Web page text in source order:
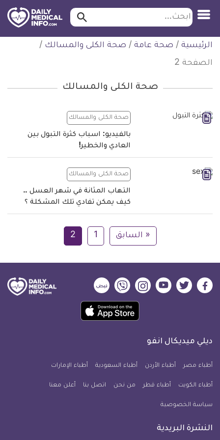
التخطي
للمحتوى
طبية
ابحث ابحث…
الرئيسية / صحة عامة / صحة الكلى والمسالك /
الصفحة 2
صحة الكلى والمسالك
صحة الكلى والمسالك
بالفيديو: اسباب كثرة التبول بين
العادي والخطير!
صحة الكلى والمسالك
التهاب المثانة في شهر العسل ..
كيف يمكن تفادي تلك المشكلة ؟
« السابق 1
2
ديلي
فيسبوك
ديلي
تويتر
ديلي
ميديكال
يوتيوب
ديلي
ميديكال
انفو
ديلي
ميديكال
انفو
ديلي
ميديكال
انفو
حمل
تطبيق
معلومة
للآيفون
ديلي ميديكال انفو
أطباء مصر أطباء الأردن أطباء السعودية أطباء الإمارات
أطباء الكويت أطباء قطر من نحن اتصل بنا أعلن معنا
سياسة الخصوصية
النشرة البريدية